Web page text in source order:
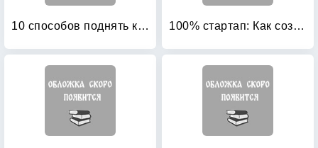
10 способов поднять командный дух: тим-билдинг, корпоративные приключения, сюжетно-проективные игры 100% стартап: Как создать и раскрутить бизнес